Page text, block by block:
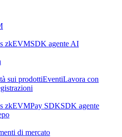
zkEVMSDK agente AI
sui prodottiEventiLavora con
zkEVMPay SDKSDK agente
di mercato